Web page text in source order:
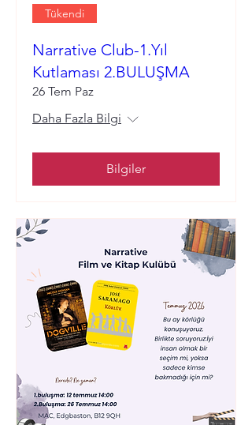
Tükendi
Narrative Club-1.Yıl
Kutlaması 2.BULUŞMA
26 Tem Paz
Daha Fazla Bilgi
Bilgiler